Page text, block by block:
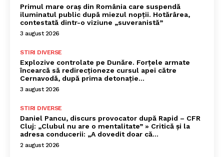
Primul mare oraș din România care suspendă
iluminatul public după miezul nopții. Hotărârea,
contestată dintr-o viziune „suveranistă”
3 august 2026
STIRI DIVERSE
Explozive controlate pe Dunăre. Forțele armate
încearcă să redirecționeze cursul apei către
Cernavodă, după prima detonație…
3 august 2026
STIRI DIVERSE
Daniel Pancu, discurs provocator după Rapid – CFR
Cluj: „Clubul nu are o mentalitate” » Critică și la
adresa conducerii: „A dovedit doar că...
2 august 2026